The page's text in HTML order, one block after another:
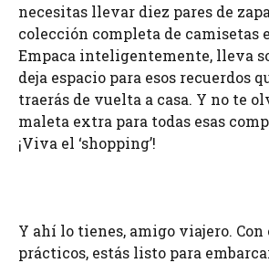
necesitas llevar diez pares de
colección completa de camisetas
Empaca inteligentemente, lleva
deja espacio para esos recuerdos
traerás de vuelta a casa. Y no te
maleta extra para todas esas
¡Viva el ‘shopping’!
Y ahí lo tienes, amigo viajero. Con
prácticos, estás listo para